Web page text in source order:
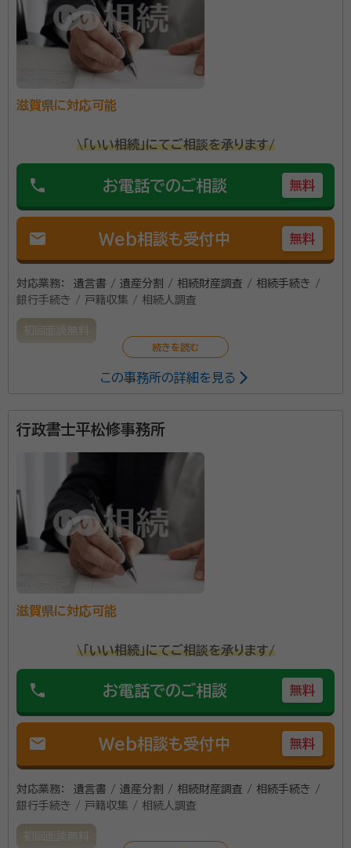
たいと考え、この度事務所を設立するに至りました。 当
事務所は滋賀県南部エリア（湖南市、甲賀市をはじめ、大
津市、草津市、栗東市、守山市、野洲市）で活動させてい
ただいております。 相続については、相続人による遺産
分割協議書を作成したり、予め被相続人が遺言書を作成
資格等： 行政書士
滋賀県行政書士会
滋賀県に対応可能
\「いい相続」にてご相談を承ります/
phone お電話でのご相談 無料
mail Web相談も受付中 無料
対応業務：
遺言書 / 遺産分割 / 相続財産調査 / 相続手続き /
銀行手続き / 戸籍収集 / 相続人調査
初回面談無料
この事務所の詳細を見る
行政書士平松修事務所
滋賀県に対応可能
\「いい相続」にてご相談を承ります/
phone お電話でのご相談 無料
mail Web相談も受付中 無料
対応業務：
遺言書 / 遺産分割 / 相続財産調査 / 相続手続き /
銀行手続き / 戸籍収集 / 相続人調査
初回面談無料